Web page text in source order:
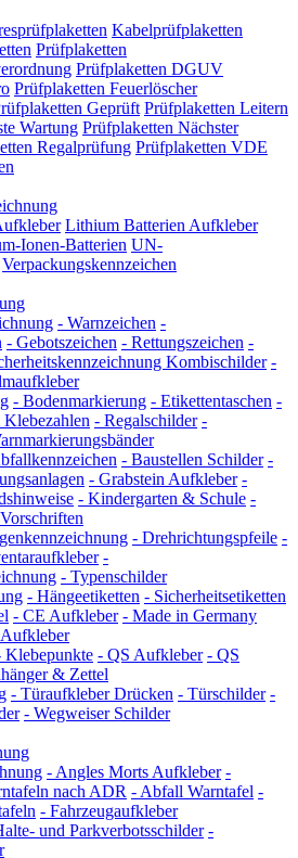
Kabelprüfplaketten
Prüfplaketten
Prüfplaketten DGUV
Prüfplaketten Feuerlöscher
Geprüft Prüfplaketten Leitern
Wartung Prüfplaketten Nächster
Regalprüfung Prüfplaketten VDE
Lithium Batterien Aufkleber
Ionen-Batterien UN-
Verpackungskennzeichen
- Warnzeichen -
- Gebotszeichen - Rettungszeichen -
Kombischilder -
- Bodenmarkierung - Etikettentaschen -
- Regalschilder -
- Baustellen Schilder -
- Grabstein Aufkleber -
- Kindergarten & Schule -
- Drehrichtungspfeile -
-
- Typenschilder
- Hängeetiketten - Sicherheitsetiketten
- CE Aufkleber - Made in Germany
Klebepunkte - QS Aufkleber - QS
& Zettel
- Türaufkleber Drücken - Türschilder -
- Wegweiser Schilder
- Angles Morts Aufkleber -
nach ADR - Abfall Warntafel -
- Fahrzeugaufkleber
und Parkverbotsschilder -